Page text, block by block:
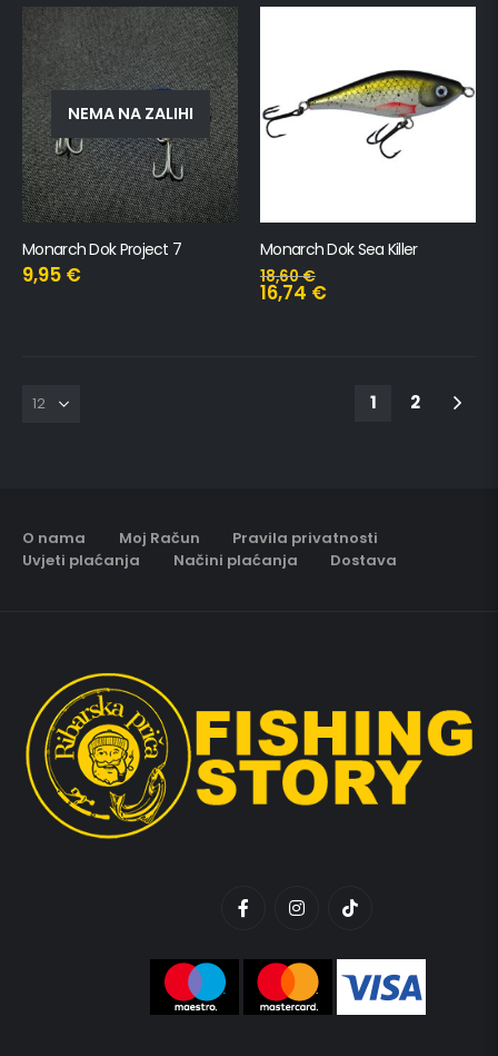
NEMA NA ZALIHI
Monarch Dok Project 7
9,95 €
Monarch Dok Sea Killer
18,60€
16,74 €
1 2
O nama Moj Račun
Pravila privatnosti
Uvjeti plaćanja
Načini plaćanja Dostava